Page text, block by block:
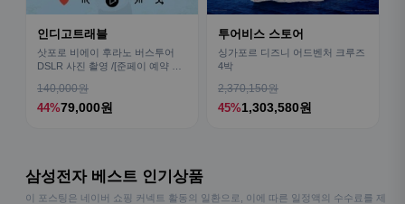
인디고트래블
삿포로 비에이 후라노 버스투어
DSLR 사진 촬영 /[준페이 예약 식
140,000원
44%79,000원
투어비스 스토어
싱가포르 디즈니 어드벤처 크루즈
4박
2,370,150원
45%1,303,580원
삼성전자 베스트 인기상품
이 포스팅은 네이버 쇼핑 커넥트 활동의 일환으로, 이에 따른 일정액의 수수료를 제